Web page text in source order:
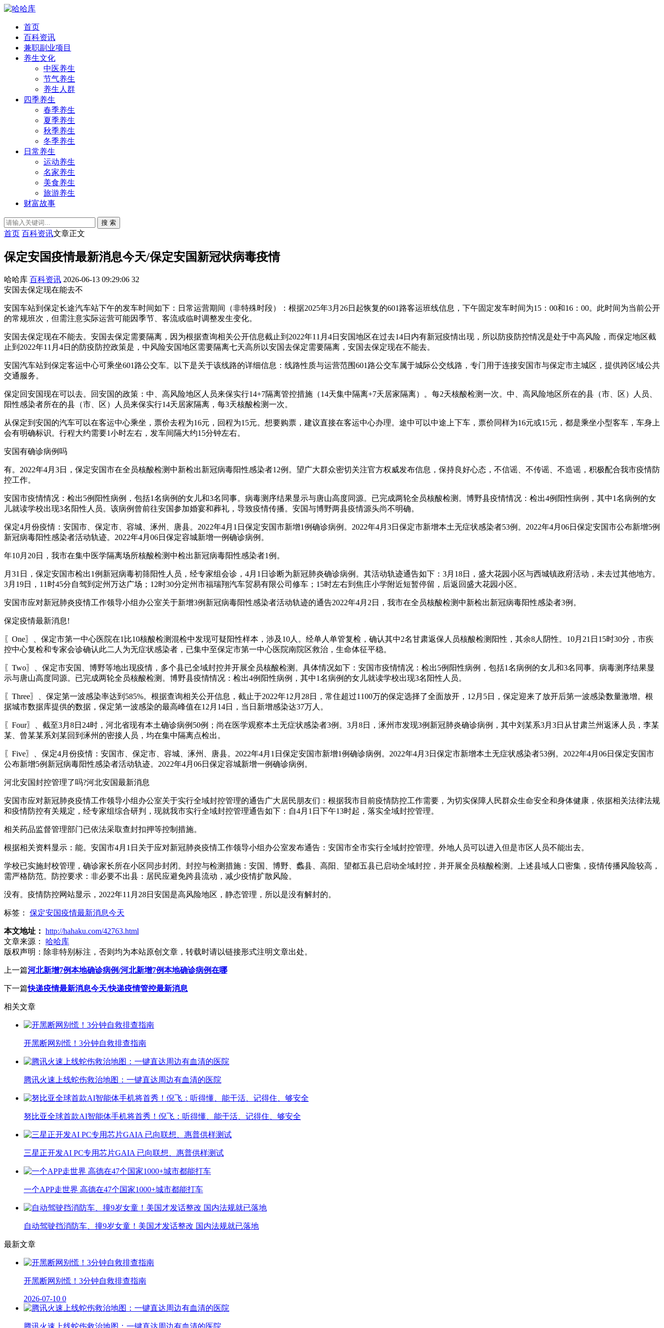
首页
百科资讯
兼职副业项目
养生文化
中医养生
节气养生
养生人群
四季养生
春季养生
夏季养生
秋季养生
冬季养生
日常养生
运动养生
名家养生
美食养生
旅游养生
财富故事
搜 索
首页 百科资讯文章正文
保定安国疫情最新消息今天/保定安国新冠状病毒疫情
哈哈库 百科资讯 2026-06-13 09:29:06 32
安国去保定现在能去不
安国车站到保定长途汽车站下午的发车时间如下：日常运营期间（非特殊时段）：根据2025年3月26日起恢复的601路客运班线信息，下午固定发车时间为15：00和16：00。此时间为当前公开
的常规班次，但需注意实际运营可能因季节、客流或临时调整发生变化。
安国去保定现在不能去。安国去保定需要隔离，因为根据查询相关公开信息截止到2022年11月4日安国地区在过去14日内有新冠疫情出现，所以防疫防控情况是处于中高风险，而保定地区截
止到2022年11月4日的防疫防控政策是，中风险安国地区需要隔离七天高所以安国去保定需要隔离，安国去保定现在不能去。
安国汽车站到保定客运中心可乘坐601路公交车。以下是关于该线路的详细信息：线路性质与运营范围601路公交车属于城际公交线路，专门用于连接安国市与保定市主城区，提供跨区域公共
交通服务。
保定回安国现在可以去。回安国的政策：中、高风险地区人员来保实行14+7隔离管控措施（14天集中隔离+7天居家隔离）。每2天核酸检测一次。中、高风险地区所在的县（市、区）人员、
阳性感染者所在的县（市、区）人员来保实行14天居家隔离，每3天核酸检测一次。
从保定到安国的汽车可以在客运中心乘坐，票价去程为16元，回程为15元。想要购票，建议直接在客运中心办理。途中可以中途上下车，票价同样为16元或15元，都是乘坐小型客车，车身上
会有明确标识。行程大约需要1小时左右，发车间隔大约15分钟左右。
安国有确诊病例吗
有。2022年4月3日，保定安国市在全员核酸检测中新检出新冠病毒阳性感染者12例。望广大群众密切关注官方权威发布信息，保持良好心态，不信谣、不传谣、不造谣，积极配合我市疫情防
控工作。
安国市疫情情况：检出5例阳性病例，包括1名病例的女儿和3名同事。病毒测序结果显示与唐山高度同源。已完成两轮全员核酸检测。博野县疫情情况：检出4例阳性病例，其中1名病例的女
儿就读学校出现3名阳性人员。该病例曾前往安国参加婚宴和葬礼，导致疫情传播。安国与博野两县疫情源头尚不明确。
保定4月份疫情：安国市、保定市、容城、涿州、唐县。2022年4月1日保定安国市新增1例确诊病例。2022年4月3日保定市新增本土无症状感染者53例。2022年4月06日保定安国市公布新增5例
新冠病毒阳性感染者活动轨迹。2022年4月06日保定容城新增一例确诊病例。
年10月20日，我市在集中医学隔离场所核酸检测中检出新冠病毒阳性感染者1例。
月31日，保定安国市检出1例新冠病毒初筛阳性人员，经专家组会诊，4月1日诊断为新冠肺炎确诊病例。其活动轨迹通告如下：3月18日，盛大花园小区与西城镇政府活动，未去过其他地方。
3月19日，11时45分自驾到定州万达广场；12时30分定州市福瑞翔汽车贸易有限公司修车；15时左右到焦庄小学附近短暂停留，后返回盛大花园小区。
安国市应对新冠肺炎疫情工作领导小组办公室关于新增3例新冠病毒阳性感染者活动轨迹的通告2022年4月2日，我市在全员核酸检测中新检出新冠病毒阳性感染者3例。
保定疫情最新消息!
〖One〗、保定市第一中心医院在1比10核酸检测混检中发现可疑阳性样本，涉及10人。经单人单管复检，确认其中2名甘肃返保人员核酸检测阳性，其余8人阴性。10月21日15时30分，市疾
控中心复检和专家会诊确认此二人为无症状感染者，已集中至保定市第一中心医院南院区救治，生命体征平稳。
〖Two〗、保定市安国、博野等地出现疫情，多个县已全域封控并开展全员核酸检测。具体情况如下：安国市疫情情况：检出5例阳性病例，包括1名病例的女儿和3名同事。病毒测序结果显
示与唐山高度同源。已完成两轮全员核酸检测。博野县疫情情况：检出4例阳性病例，其中1名病例的女儿就读学校出现3名阳性人员。
〖Three〗、保定第一波感染率达到585%。根据查询相关公开信息，截止于2022年12月28日，常住超过1100万的保定选择了全面放开，12月5日，保定迎来了放开后第一波感染数量激增。根
据城市数据库提供的数据，保定第一波感染的最高峰值在12月14日，当日新增感染达37万人。
〖Four〗、截至3月8日24时，河北省现有本土确诊病例50例；尚在医学观察本土无症状感染者3例。3月8日，涿州市发现3例新冠肺炎确诊病例，其中刘某系3月3日从甘肃兰州返涿人员，李某
某、曾某某系刘某回到涿州的密接人员，均在集中隔离点检出。
〖Five〗、保定4月份疫情：安国市、保定市、容城、涿州、唐县。2022年4月1日保定安国市新增1例确诊病例。2022年4月3日保定市新增本土无症状感染者53例。2022年4月06日保定安国市
公布新增5例新冠病毒阳性感染者活动轨迹。2022年4月06日保定容城新增一例确诊病例。
河北安国封控管理了吗?河北安国最新消息
安国市应对新冠肺炎疫情工作领导小组办公室关于实行全域封控管理的通告广大居民朋友们：根据我市目前疫情防控工作需要，为切实保障人民群众生命安全和身体健康，依据相关法律法规
和疫情防控有关规定，经专家组综合研判，现就我市实行全域封控管理通告如下：自4月1日下午13时起，落实全域封控管理。
相关药品监督管理部门已依法采取查封扣押等控制措施。
根据相关资料显示：能。安国市4月1日关于应对新冠肺炎疫情工作领导小组办公室发布通告：安国市全市实行全域封控管理。外地人员可以进入但是市区人员不能出去。
学校已实施封校管理，确诊家长所在小区同步封闭。封控与检测措施：安国、博野、蠡县、高阳、望都五县已启动全域封控，并开展全员核酸检测。上述县域人口密集，疫情传播风险较高，
需严格防范。防控要求：非必要不出县：居民应避免跨县流动，减少疫情扩散风险。
没有。疫情防控网站显示，2022年11月28日安国是高风险地区，静态管理，所以是没有解封的。
标签： 保定安国疫情最新消息今天
本文地址： http://hahaku.com/42763.html
文章来源：
哈哈库
版权声明： 除非特别标注，否则均为本站原创文章，转载时请以链接形式注明文章出处。
上一篇河北新增7例本地确诊病例/河北新增7例本地确诊病例在哪
下一篇快递疫情最新消息今天/快递疫情管控最新消息
相关文章
开黑断网别慌！3分钟自救排查指南
腾讯火速上线蛇伤救治地图：一键直达周边有血清的医院
努比亚全球首款AI智能体手机将首秀！倪飞：听得懂、能干活、记得住、够安全
三星正开发AI PC专用芯片GAIA 已向联想、惠普供样测试
一个APP走世界 高德在47个国家1000+城市都能打车
自动驾驶挡消防车、撞9岁女童！美国才发话整改 国内法规就已落地
最新文章
开黑断网别慌！3分钟自救排查指南
2026-07-10 0
腾讯火速上线蛇伤救治地图：一键直达周边有血清的医院